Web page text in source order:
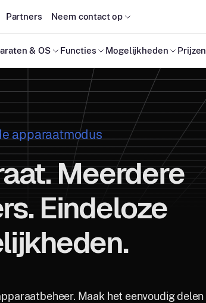
Partners Neem contact op
& OS Functies Mogelijkheden Prijzen
apparaatmodus
Meerdere
Eindeloze
Maak het eenvoudig delen